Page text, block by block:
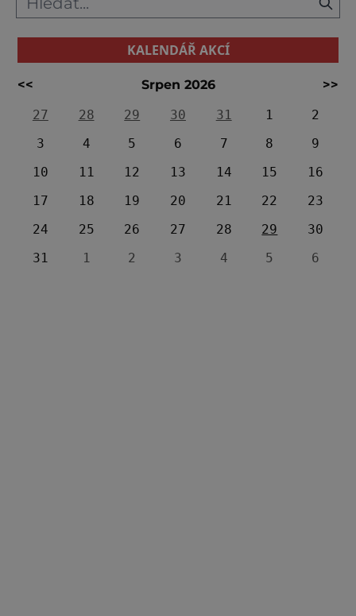
KALENDÁŘ AKCÍ
<< Srpen 2026
>>
27
28 29 30 31 1
2
3
4 5 6 7 8
9
10
11 12 13 14 15
16
17
18 19 20 21 22
23
24
25 26 27 28 29
30
31
1 2 3 4 5 6